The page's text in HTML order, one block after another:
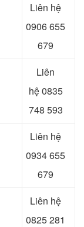
Liên hệ
0906 655
679
Liên
hệ0835
748 593
Liên hệ
0934 655
679
Liên hệ
0825 281